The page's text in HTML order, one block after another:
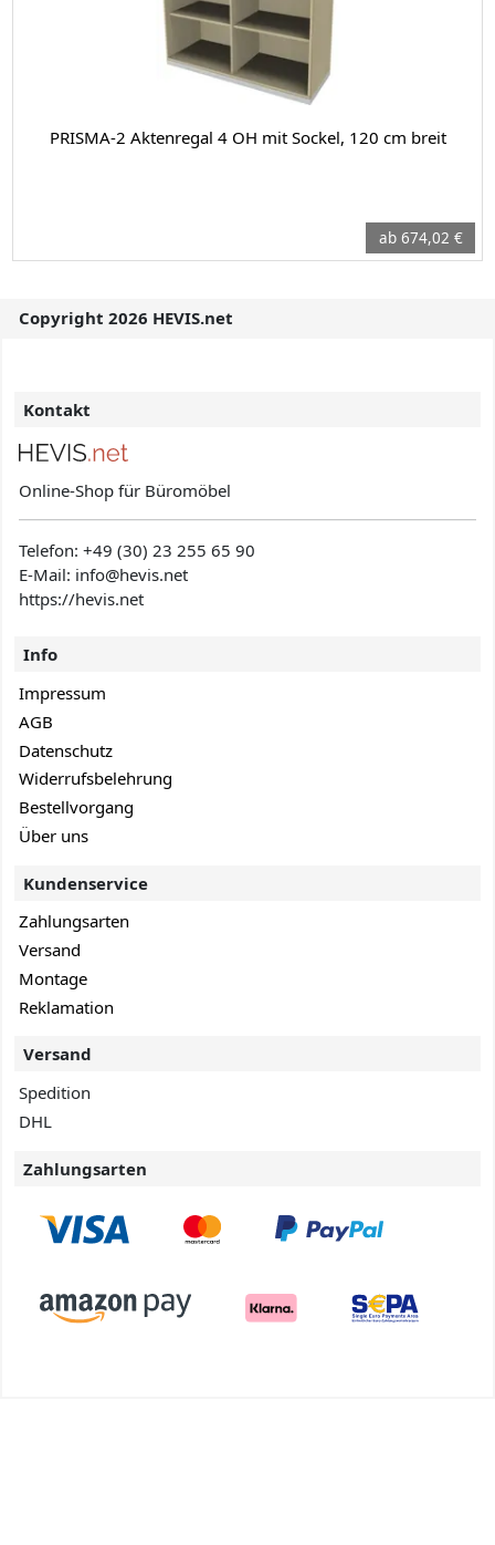
PRISMA-2 Aktenregal 4 OH mit Sockel, 120 cm breit
ab 674,02 €
Copyright 2026 HEVIS.net
Kontakt
Online-Shop für Büromöbel
Telefon:+49 (30) 23 255 65 90
E-Mail: info@hevis.net
https://hevis.net
Info
Impressum
AGB
Datenschutz
Widerrufsbelehrung
Bestellvorgang
Über uns
Kundenservice
Zahlungsarten
Versand
Montage
Reklamation
Versand
Spedition
DHL
Zahlungsarten